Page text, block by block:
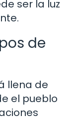
ser la luz
de
llena de
el pueblo